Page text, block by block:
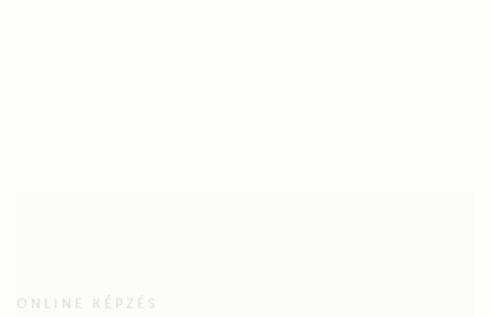
ONLINE KÉPZÉS